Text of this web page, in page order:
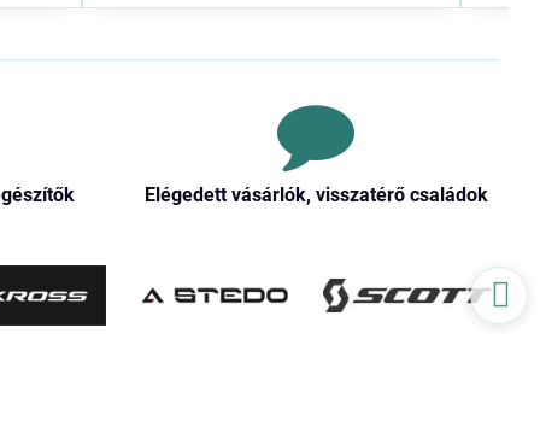
Elégedett vásárlók, visszatérő családok